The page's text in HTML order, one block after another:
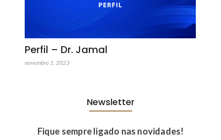
Perfil – Dr. Jamal
novembro 1, 2023
Newsletter
Fique sempre ligado nas novidades!